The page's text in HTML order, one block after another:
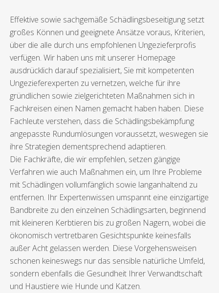
Effektive sowie sachgemäße Schädlingsbeseitigung setzt
großes Können und geeignete Ansätze voraus, Kriterien,
über die alle durch uns empfohlenen Ungezieferprofis
verfügen. Wir haben uns mit unserer Homepage
ausdrücklich darauf spezialisiert, Sie mit kompetenten
Ungezieferexperten zu vernetzen, welche für ihre
gründlichen sowie zielgerichteten Maßnahmen sich in
Fachkreisen einen Namen gemacht haben haben. Diese
Fachleute verstehen, dass die Schädlingsbekämpfung
angepasste Rundumlösungen voraussetzt, weswegen sie
ihre Strategien dementsprechend adaptieren.
Die Fachkräfte, die wir empfehlen, setzen gängige
Verfahren wie auch Maßnahmen ein, um Ihre Probleme
mit Schädlingen vollumfänglich sowie langanhaltend zu
entfernen. Ihr Expertenwissen umspannt eine einzigartige
Bandbreite zu den einzelnen Schädlingsarten, beginnend
mit kleineren Kerbtieren bis zu großen Nagern, wobei die
ökonomisch vertretbaren Gesichtspunkte keinesfalls
außer Acht gelassen werden. Diese Vorgehensweisen
schonen keineswegs nur das sensible natürliche Umfeld,
sondern ebenfalls die Gesundheit Ihrer Verwandtschaft
und Haustiere wie Hunde und Katzen.